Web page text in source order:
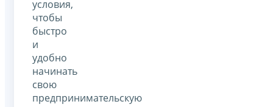
условия,
чтобы
быстро
и
удобно
начинать
свою
предпринимательскую